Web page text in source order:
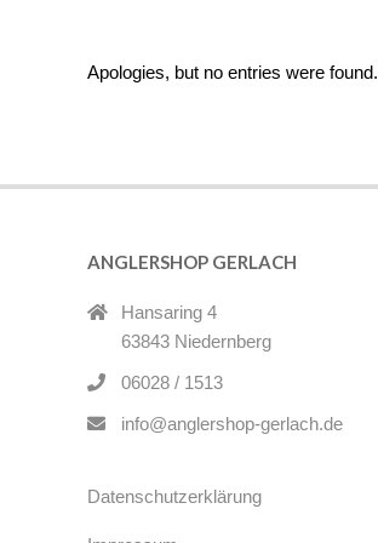
Apologies, but no entries were found.
ANGLERSHOP GERLACH
Hansaring 4
63843 Niedernberg
06028 / 1513
info@anglershop-gerlach.de
Datenschutzerklärung